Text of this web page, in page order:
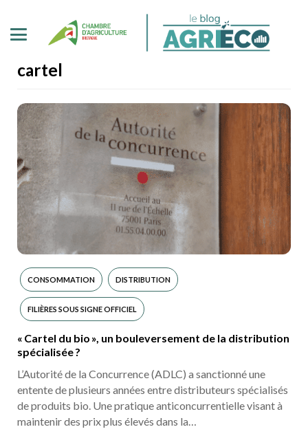
cartel
CONSOMMATION DISTRIBUTION
FILIÈRES SOUS SIGNE OFFICIEL
INDUSTRIES AGRO ALIMENTAIRES
« Cartel du bio », un bouleversement de la distribution
spécialisée ?
L’Autorité de la Concurrence (ADLC) a sanctionné une
entente de plusieurs années entre distributeurs spécialisés
de produits bio. Une pratique anticoncurrentielle visant à
maintenir des prix plus élevés dans la…